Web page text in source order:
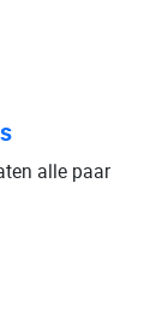
alle paar